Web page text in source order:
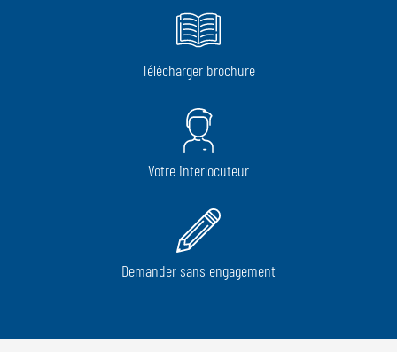
Télécharger brochure
Votre interlocuteur
Demander sans engagement